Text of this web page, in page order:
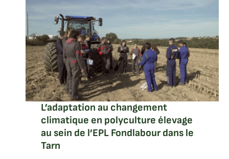
L’adaptation au changement
climatique en polyculture élevage
au sein de l’EPL Fondlabour dans le
Tarn